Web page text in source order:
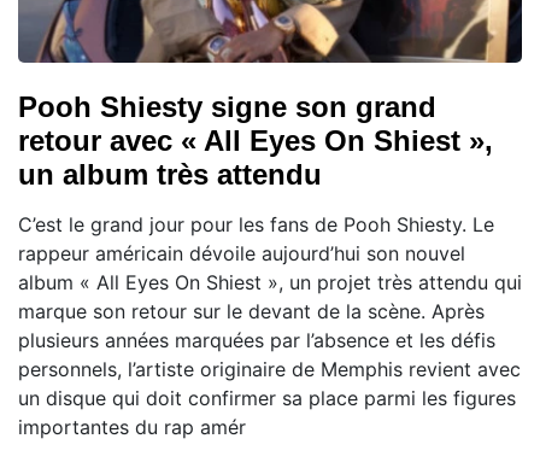
Pooh Shiesty signe son grand
retour avec « All Eyes On Shiest »,
un album très attendu
C’est le grand jour pour les fans de Pooh Shiesty. Le
rappeur américain dévoile aujourd’hui son nouvel
album « All Eyes On Shiest », un projet très attendu qui
marque son retour sur le devant de la scène. Après
plusieurs années marquées par l’absence et les défis
personnels, l’artiste originaire de Memphis revient avec
un disque qui doit confirmer sa place parmi les figures
importantes du rap amér